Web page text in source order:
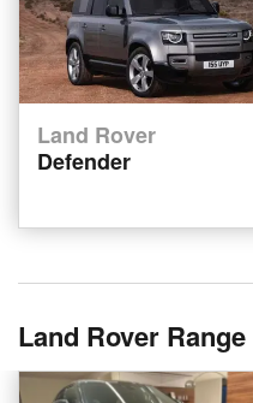
Land Rover
Defender
Land Rover